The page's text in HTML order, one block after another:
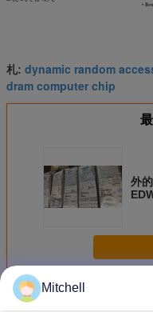
札: dynamic random
dram computer chip
外
多く ドラムのメモリー チ
Mitchell